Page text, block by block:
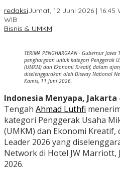
redaksiJumat, 12 Juni 2026 | 16:45
WIB
Bisnis & UMKM
TERIMA PENGHARGAAN - Gubernur
penghargaan untuk kategori Penggerak
(UMKM) dan Ekonomi Kreatif, dalam
diselenggarakan oleh Disway National
Kamis, 11 Juni 2026.
Indonesia Menyapa,
Tengah Ahmad Luthfi
kategori Penggerak Usaha
(UMKM) dan Ekonomi Kreatif,
Leader 2026 yang
Network di Hotel JW Marriott,
2026.